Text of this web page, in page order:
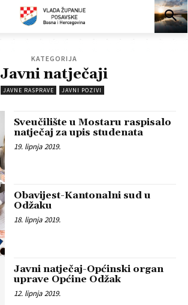
KATEGORIJA
Javni natječaji
JAVNE RASPRAVE JAVNI POZIVI
Sveučilište u Mostaru raspisalo
natječaj za upis studenata
19. lipnja 2019.
Obavijest-Kantonalni sud u
Odžaku
18. lipnja 2019.
Javni natječaj-Općinski organ
uprave Općine Odžak
12. lipnja 2019.